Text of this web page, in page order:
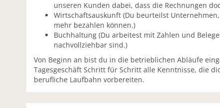
unseren Kunden dabei, dass die Rechnungen
Wirtschaftsauskunft (Du beurteilst
mehr bezahlen können.)
Buchhaltung (Du arbeitest mit Zahlen und
nachvollziehbar sind.)
Von Beginn an bist du in die betrieblichen Abläufe
Tagesgeschäft Schritt für Schritt alle Kenntnisse, die
berufliche Laufbahn vorbereiten.